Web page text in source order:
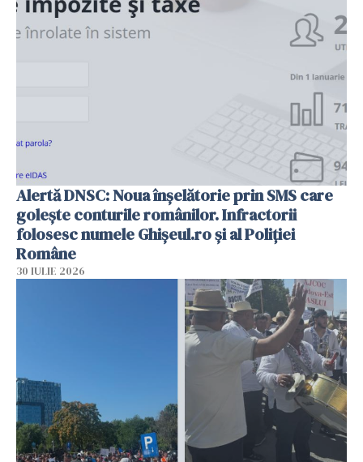
Alertă DNSC: Noua înșelătorie prin SMS care
golește conturile românilor. Infractorii
folosesc numele Ghișeul.ro și al Poliției
Române
30 IULIE 2026